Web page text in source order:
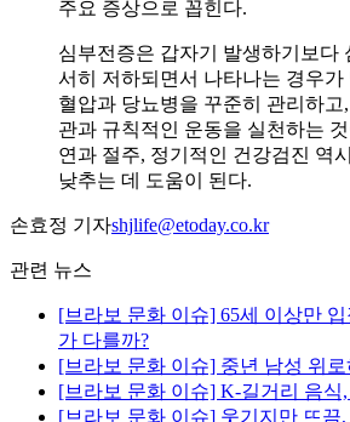
주요 증상으로 꼽힌다.
심부전증은 갑자기 발생하기보다
서히 저하되면서 나타나는 경우가
혈압과 당뇨병을 꾸준히 관리하고
관과 규칙적인 운동을 실천하는
연과 절주, 정기적인 건강검진 역
낮추는 데 도움이 된다.
손효정 기자shjlife@etoday.co.kr
관련 뉴스
[브라보 문화 이슈] 65세 이상만
가 다를까?
[브라보 문화 이슈] 중년 남성 위로
[브라보 문화 이슈] K-길거리 음식
[브라보 문화 이슈] 웃기지만 뜨끔,